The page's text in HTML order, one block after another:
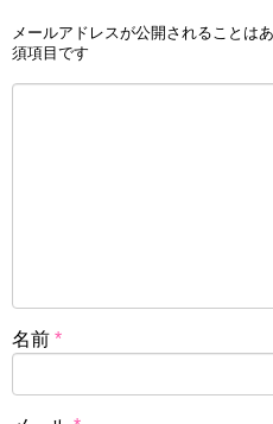
メールアドレスが公開されることはあ
須項目です
名前 *